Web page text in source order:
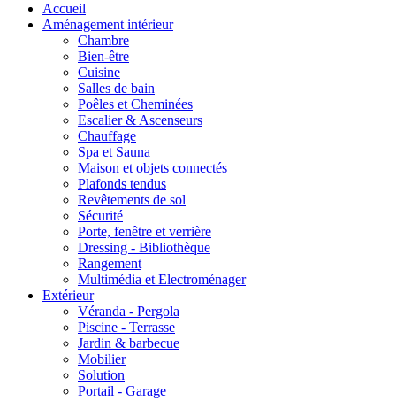
Accueil
Aménagement intérieur
Chambre
Bien-être
Cuisine
Salles de bain
Poêles et Cheminées
Escalier & Ascenseurs
Chauffage
Spa et Sauna
Maison et objets connectés
Plafonds tendus
Revêtements de sol
Sécurité
Porte, fenêtre et verrière
Dressing - Bibliothèque
Rangement
Multimédia et Electroménager
Extérieur
Véranda - Pergola
Piscine - Terrasse
Jardin & barbecue
Mobilier
Solution
Portail - Garage